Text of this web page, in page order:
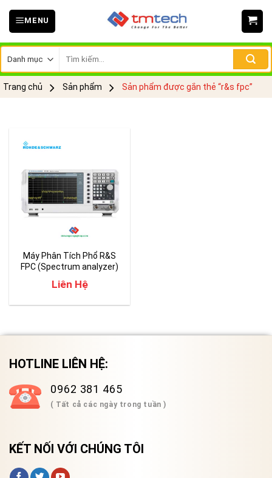
Skip
MENU
kiếm:
Trang chủ Sản phẩm Sản phẩm được gắn thẻ “r&s fpc”
Máy Phân Tích Phổ R&S
FPC (Spectrum analyzer)
Liên Hệ
HOTLINE LIÊN HỆ:
0962 381 465
( Tất cả các ngày trong tuần )
KẾT NỐI VỚI CHÚNG TÔI